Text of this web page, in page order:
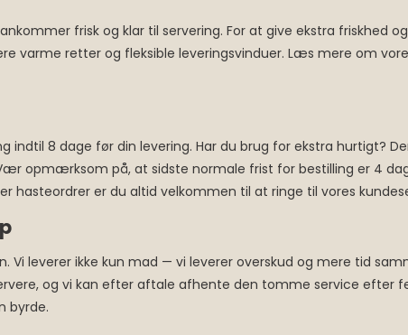
frisk og klar til servering. For at give ekstra friskhed
varme retter og fleksible leveringsvinduer. Læs mere om
8 dage før din levering. Har du brug for ekstra hurtigt?
opmærksom på, at sidste normale frist for bestilling er 4
er du altid velkommen til at ringe til vores
leverer ikke kun mad — vi leverer overskud og mere tid
og vi kan efter aftale afhente den tomme service efter
byrde.